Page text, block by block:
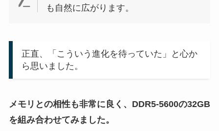
も自然に広がります。
正直、「こういう進化を待っていた」と心か
ら思いました。
メモリとの相性も非常に良く、DDR5-5600の32GB
を組み合わせてみました。